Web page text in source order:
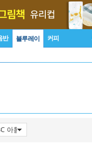
반 블루레이 커피